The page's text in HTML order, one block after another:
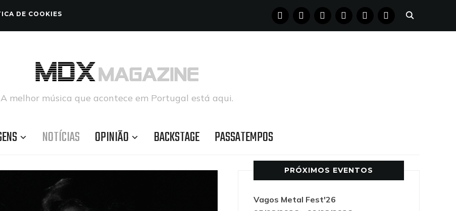
DE COOKIES FACEBOOKINSTAGRAM
YOUTUBE PINTERESTTUMBLR
A melhor música que acontece em Portugal está aqui.
NOTÍCIAS OPINIÃO BACKSTAGE PASSATEMPOS
PRÓXIMOS EVENTOS
Vagos Metal Fest'26